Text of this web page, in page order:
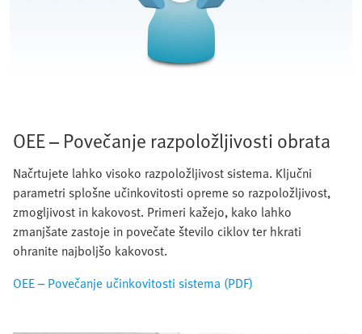
OEE – Povečanje razpoložljivosti obrata
Načrtujete lahko visoko razpoložljivost sistema. Ključni
parametri splošne učinkovitosti opreme so razpoložljivost,
zmogljivost in kakovost. Primeri kažejo, kako lahko
zmanjšate zastoje in povečate število ciklov ter hkrati
ohranite najboljšo kakovost.
OEE – Povečanje učinkovitosti sistema (PDF)